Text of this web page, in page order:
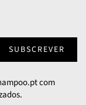
SUBSCREVER
com